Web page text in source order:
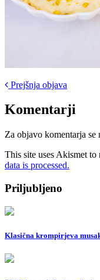
Post
navigation
Prejšnja objava
Komentarji
Za objavo komentarja se
This site uses Akismet to
data is processed.
Priljubljeno
Klasična krompirjeva